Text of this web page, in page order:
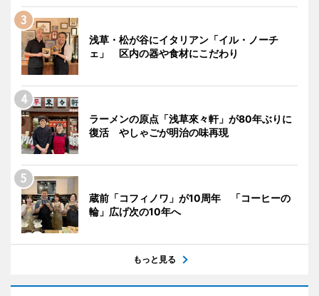
浅草・松が谷にイタリアン「イル・ノーチ
ェ」 区内の器や食材にこだわり
ラーメンの原点「浅草來々軒」が80年ぶりに
復活 やしゃごが明治の味再現
蔵前「コフィノワ」が10周年 「コーヒーの
輪」広げ次の10年へ
もっと見る